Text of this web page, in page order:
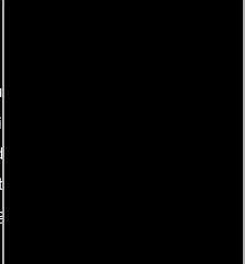
es clave para hacer
completo. Queremos
cinematográfica, pero
algún dato faltante en la ficha
error en la sinopsis o el